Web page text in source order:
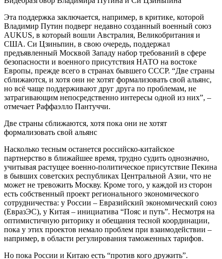
Эта поддержка заключается, например, в критике, которой
Владимир Путин подверг недавно созданный военный союз
AUKUS, в который вошли Австралия, Великобритания и
США. Си Цзиньпин, в свою очередь, поддержал
предъявленный Москвой Западу набор требований в сфере
безопасности и военного присутствия НАТО на востоке
Европы, прежде всего в странах бывшего СССР. “Две страны
сближаются, и хотя они не хотят формализовать свой альянс,
но всё чаще поддерживают друг друга по проблемам, не
затрагивающим непосредственно интересы одной из них”, –
отмечает Раффаэлло Пантуччи.
Две страны сближаются, хотя пока они не хотят
формализовать свой альянс
Насколько тесным останется российско-китайское
партнерство в ближайшее время, трудно судить однозначно,
учитывая растущее военно-политическое присутствие Пекина
в бывших советских республиках Центральной Азии, что не
может не тревожить Москву. Кроме того, у каждой из сторон
есть собственный проект регионального экономического
сотрудничества: у России – Евразийский экономический союз
(ЕвразЭС), у Китая – инициатива “Пояс и путь”. Несмотря на
оптимистичную риторику и обещания тесной координации,
пока у этих проектов немало проблем при взаимодействии –
например, в области регулирования таможенных тарифов.
Но пока России и Китаю есть “против кого дружить”.